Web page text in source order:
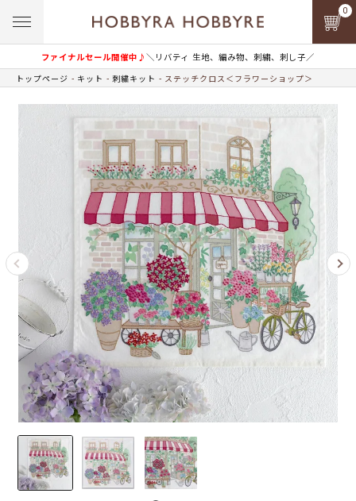
ファイナルセール開催中♪＼リバティ 生地、編み物、刺繍、刺し子／
0
トップページ キット 刺繍キット ステッチクロス＜フラワーショップ＞